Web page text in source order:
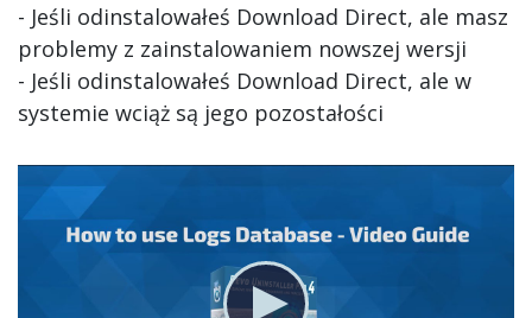
- Jeśli odinstalowałeś Download Direct, ale masz
problemy z zainstalowaniem nowszej wersji
- Jeśli odinstalowałeś Download Direct, ale w
systemie wciąż są jego pozostałości